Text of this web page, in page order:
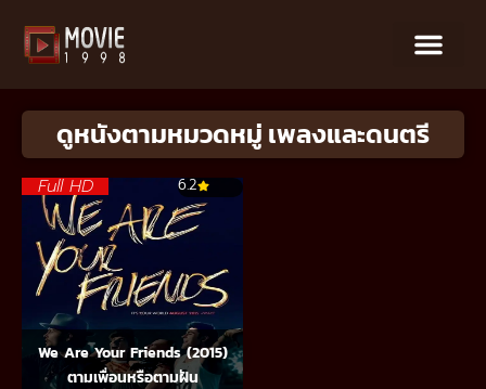
ดูหนังตามหมวดหมู่ เพลงและดนตรี
Full HD 6.2
We Are Your Friends (2015)
ตามเพื่อนหรือตามฝัน